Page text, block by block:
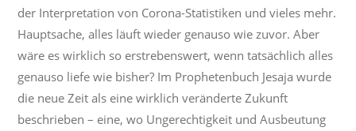
der Interpretation von Corona-Statistiken und vieles mehr.
Hauptsache, alles läuft wieder genauso wie zuvor. Aber
wäre es wirklich so erstrebenswert, wenn tatsächlich alles
genauso liefe wie bisher? Im Prophetenbuch Jesaja wurde
die neue Zeit als eine wirklich veränderte Zukunft
beschrieben – eine, wo Ungerechtigkeit und Ausbeutung